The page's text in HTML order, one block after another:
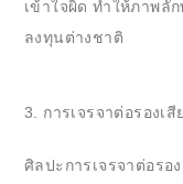
เข้าใจผิด ทำให้ภาพลั
ลงทุนต่างชาติ
3. การเจรจาต่อรองเ
ศิลปะการเจรจาต่อรอ